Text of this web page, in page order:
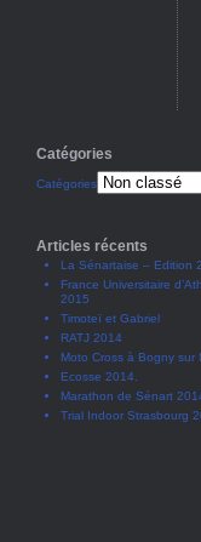
Catégories
Catégories
Articles récents
La Sénartaise – Edition
France Universitaire
2015
Timoteï et Gabriel
RATJ 2014
Moto Cross à Bogny sur
Ecosse 2014.
Marathon de Sénart
Trial Indoor Strasbourg